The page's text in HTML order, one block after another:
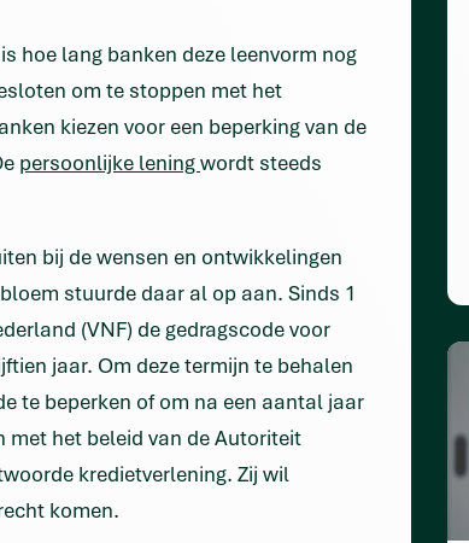
hoe lang banken deze leenvorm nog
om te stoppen met het
kiezen voor een beperking van de
persoonlijke leningwordt steeds
bij de wensen en ontwikkelingen
stuurde daar al op aan. Sinds 1
(VNF) de gedragscode voor
jaar. Om deze termijn te behalen
te beperken of om na een aantal jaar
met het beleid van de Autoriteit
kredietverlening. Zij wil
komen.